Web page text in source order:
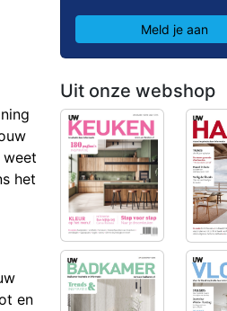
het
en
Meld je aan
Uit onze webshop